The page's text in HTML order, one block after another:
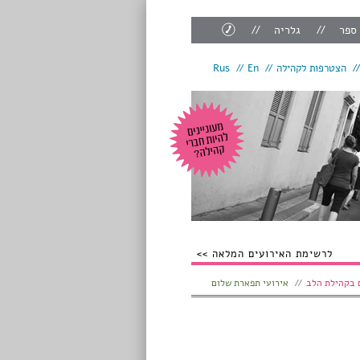
ספר גלריה
צור
קשר
הצטרפות לקהילה En
Rus
לרשימת האירועים המלאה
בקהילת הלב אירועי תפארת שלום